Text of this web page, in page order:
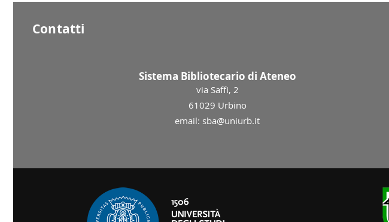
Contatti
Sistema Bibliotecario di Ateneo
via Saffi, 2
61029 Urbino
email: sba@uniurb.it